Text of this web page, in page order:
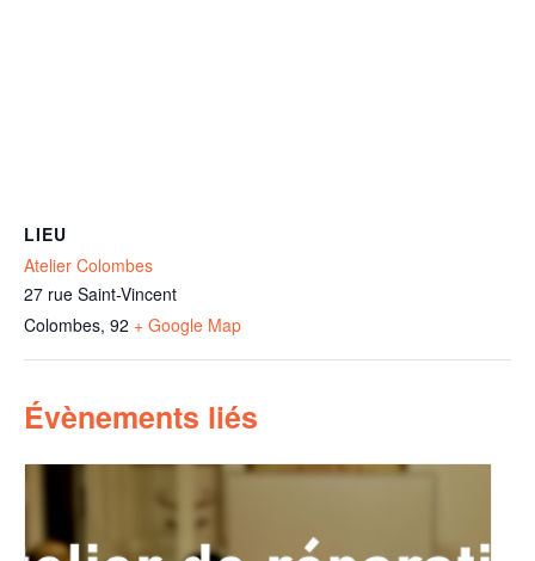
LIEU
Atelier Colombes
27 rue Saint-Vincent
Colombes, 92 + Google Map
Évènements liés